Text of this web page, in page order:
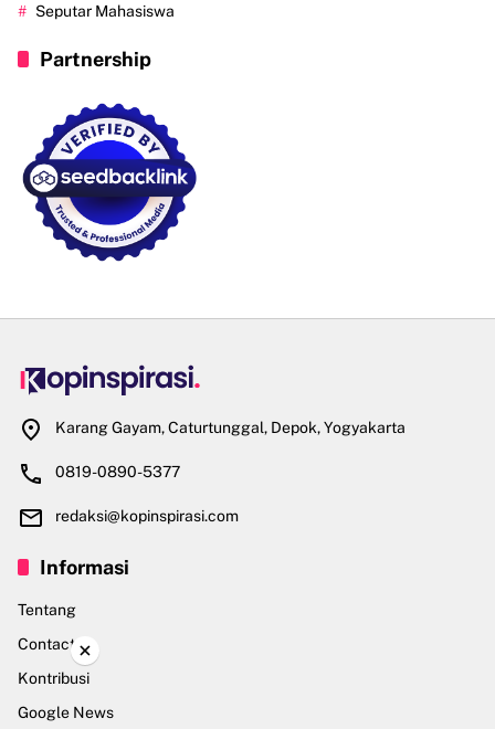
Seputar Mahasiswa
Partnership
Karang Gayam, Caturtunggal, Depok, Yogyakarta
0819-0890-5377
redaksi@kopinspirasi.com
Informasi
Tentang
Contact
Kontribusi
Google News
×